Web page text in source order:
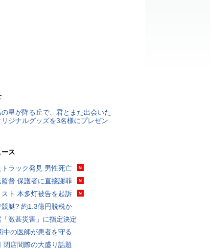
星が降る丘で、君とまた出会いた
リジナルグッズを3名様にプレゼン
ス
トラック発見 男性死亡
監督 保護者に直接謝罪
ト 本多灯被告を起訴
艇? 約1.3億円脱税か
激甚災害」に指定決定
中の医師が患者を守る
閉店間際の大盛り話題